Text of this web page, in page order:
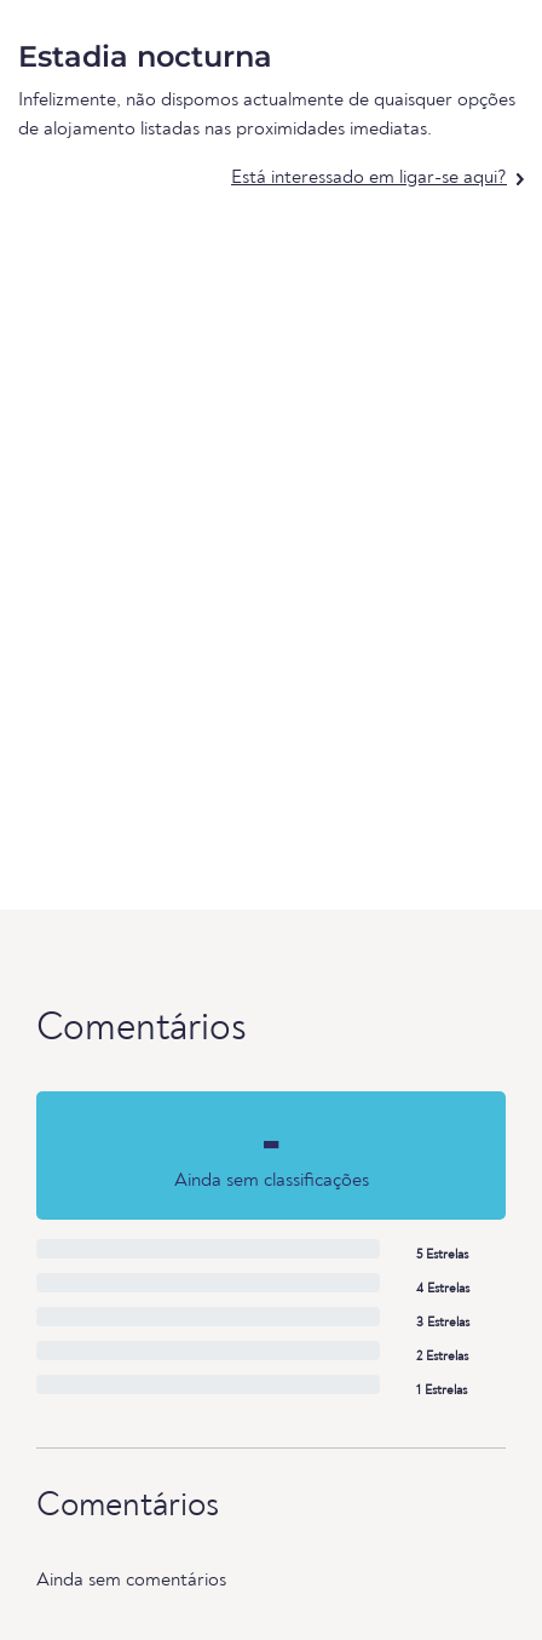
Estadia nocturna
Infelizmente, não dispomos actualmente de quaisquer opções
de alojamento listadas nas proximidades imediatas.
Está interessado em ligar-se aqui?
Comentários
-
Ainda sem classificações
5 Estrelas
4 Estrelas
3 Estrelas
2 Estrelas
1 Estrelas
Comentários
Ainda sem comentários